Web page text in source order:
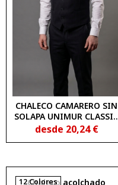
CHALECO CAMARERO SIN
SOLAPA UNIMUR CLASSIC
3500200
desde 20,24€
12 Colores
Chaleco acolchado